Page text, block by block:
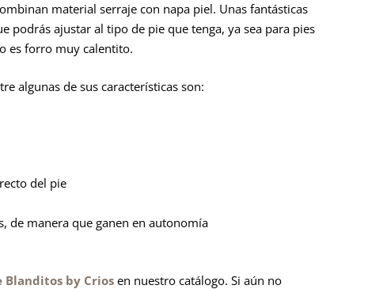
material serraje con napa piel. Unas fantásticas
podrás ajustar al tipo de pie que tenga, ya sea para pies
es forro muy calentito.
algunas de sus características son:
del pie
de manera que ganen en autonomía
Blanditos by Criosen nuestro catálogo. Si aún no